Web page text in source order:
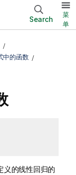
Search
菜
单
中的函数
义的线性回归的